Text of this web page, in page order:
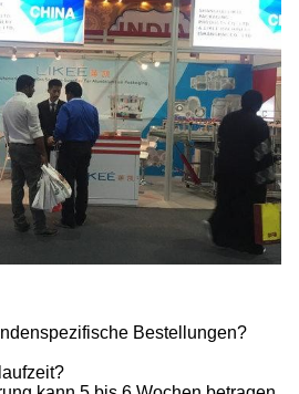
Bestellungen?